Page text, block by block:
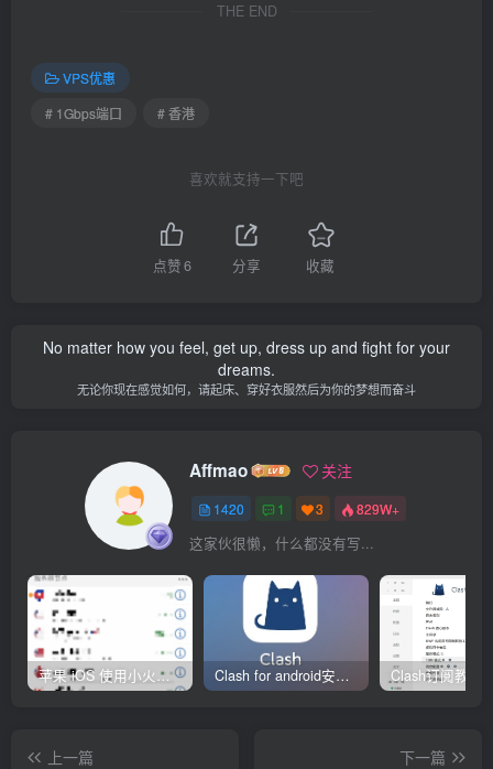
THE END
VPS优惠
# 1Gbps端口
# 香港
喜欢就支持一下吧
点赞6 分享 收藏
No matter how you feel, get up, dress up and fight for your
dreams.
无论你现在感觉如何，请起床、穿好衣服然后为你的梦想而奋斗
Affmao 关注
1420 1 3 829W+
这家伙很懒，什么都没有写...
苹果 iOS 使用小火箭(shadowrocket)新手教程 Clash for android安卓客户端保姆级新手使用教程
上一篇
下一篇